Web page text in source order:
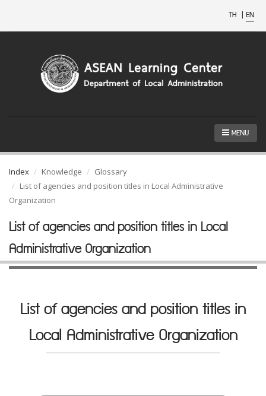
TH | EN
MENU
Index Knowledge
Glossary
List of agencies and position titles in Local Administrative
Organization
List of agencies and position titles in Local
Administrative Organization
List of agencies and position titles in
Local Administrative Organization